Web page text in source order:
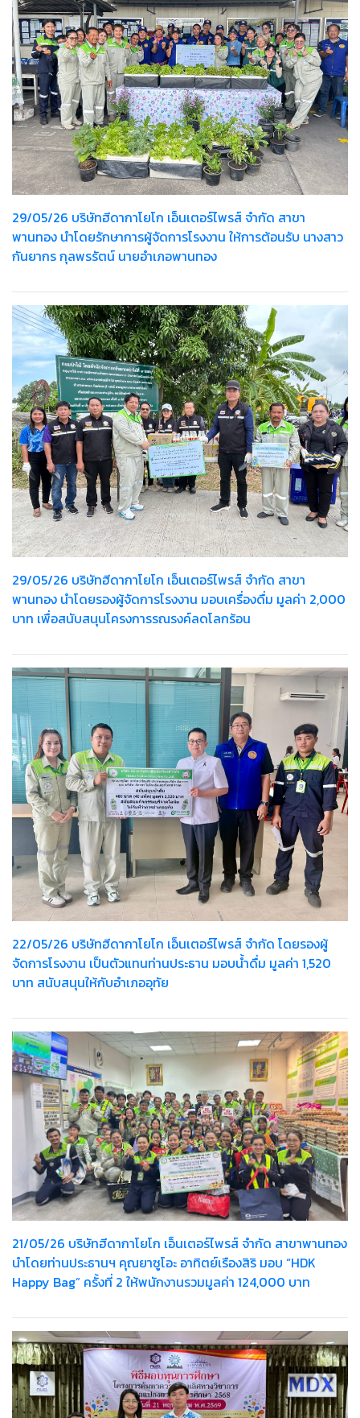
29/05/26 บริษัทฮีดากาโยโก เอ็นเตอร์ไพรส์ จำกัด สาขา
พานทอง นำโดยรักษาการผู้จัดการโรงงาน ให้การต้อนรับ นางสาว
กันยากร กุลพรรัตน์ นายอำเภอพานทอง
29/05/26 บริษัทฮีดากาโยโก เอ็นเตอร์ไพรส์ จำกัด สาขา
พานทอง นำโดยรองผู้จัดการโรงงาน มอบเครื่องดื่ม มูลค่า 2,000
บาท เพื่อสนับสนุนโครงการรณรงค์ลดโลกร้อน
22/05/26 บริษัทฮีดากาโยโก เอ็นเตอร์ไพรส์ จำกัด โดยรองผู้
จัดการโรงงาน เป็นตัวแทนท่านประธาน มอบน้ำดื่ม มูลค่า 1,520
บาท สนับสนุนให้กับอำเภออุทัย
21/05/26 บริษัทฮีดากาโยโก เอ็นเตอร์ไพรส์ จำกัด สาขาพานทอง
นำโดยท่านประธานฯ คุณยาซูโอะ อาทิตย์เรืองสิริ มอบ “HDK
Happy Bag” ครั้งที่ 2 ให้พนักงานรวมมูลค่า 124,000 บาท